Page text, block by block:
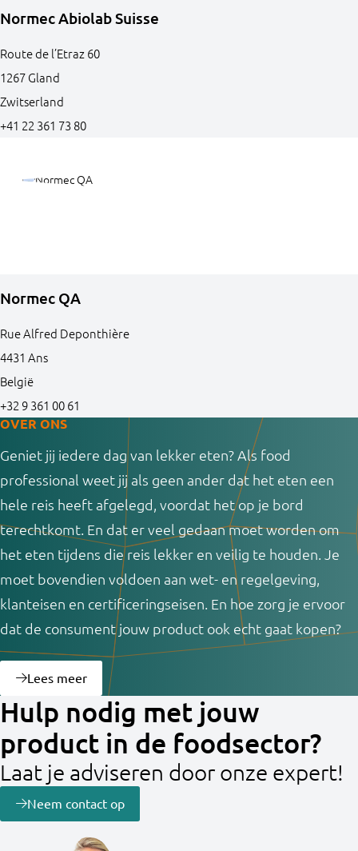
Normec Abiolab Suisse
Route de l’Etraz60
1267Gland
Zwitserland
+41 22 361 73 80
Normec QA
Rue Alfred Deponthière
4431 Ans
België
+32 9 361 00 61
OVER ONS
Geniet jij iedere dag van lekker eten? Als food
professional weet jij als geen ander dat het eten een
hele reis heeft afgelegd, voordat het op je bord
terechtkomt. En dat er veel gedaan moet worden om
het eten tijdens die reis lekker en veilig te houden. Je
moet bovendien voldoen aan wet- en regelgeving,
klanteisen en certificeringseisen. En hoe zorg je ervoor
dat de consument jouw product ook echt gaat kopen?
Lees meer
Hulp nodig met jouw
product in de foodsector?
Laat je adviseren door onze expert!
Neem contact op